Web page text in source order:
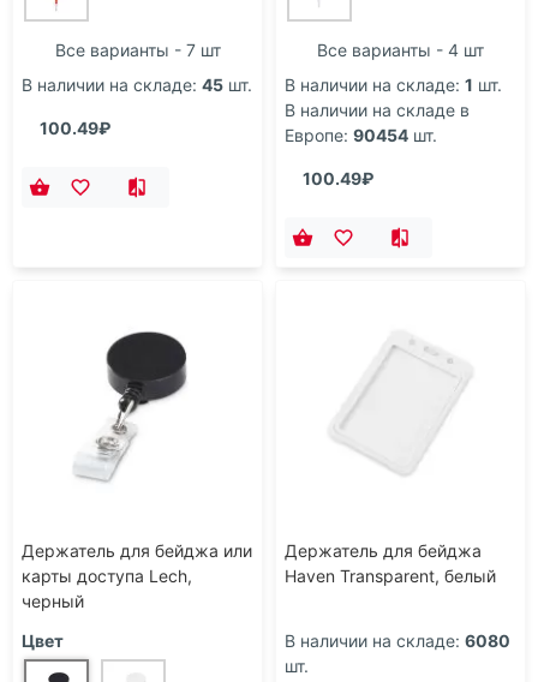
Все варианты - 7 шт
В наличии на складе: 45 шт.
100.49₽
Все варианты - 4 шт
В наличии на складе: 1 шт.
В наличии на складе в
Европе: 90454 шт.
100.49₽
Держатель для бейджа или
карты доступа Lech,
черный
Цвет
Держатель для бейджа
Haven Transparent, белый
В наличии на складе: 6080
шт.